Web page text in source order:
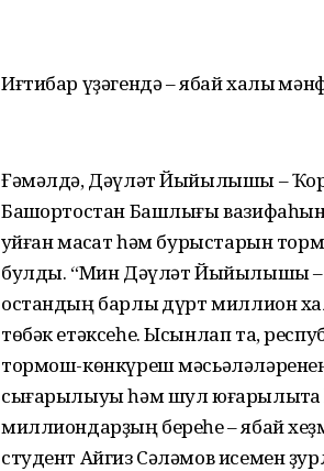
Иғтибар үҙәгендә – ябай халыҡ
Ғәмәлдә, Дәүләт Йыйылышы –
Башҡортостан Башлығы
ҡуйған маҡсат һәм бурыстарын
булды. “Мин Дәүләт Йыйылышы –
остандың барлыҡ дүрт миллион
төбәк етәксеһе. Ысынлап та,
тормош-көнкүреш
сығарылыуы һәм шул
миллиондарҙың береһе – ябай
студент Айгиз Сәләмов исемен